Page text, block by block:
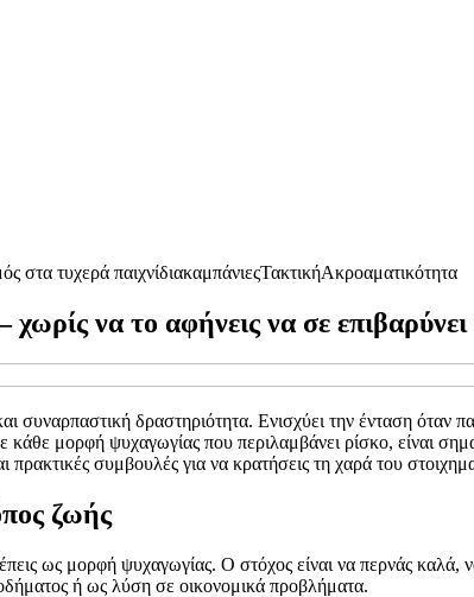
στα τυχερά παιχνίδιακαμπάνιεςΤακτικήΑκροαματικότητα
να το αφήνεις να σε
συναρπαστική δραστηριότητα. Ενισχύει την ένταση όταν
μορφή ψυχαγωγίας που περιλαμβάνει ρίσκο, είναι
συμβουλές για να κρατήσεις τη χαρά του
ζωής
ως μορφή ψυχαγωγίας. Ο στόχος είναι να περνάς καλά,
ή ως λύση σε οικονομικά προβλήματα.